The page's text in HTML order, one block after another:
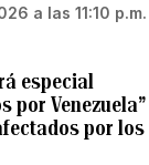
a las 11:10 p.m.
especial
por Venezuela”
por los